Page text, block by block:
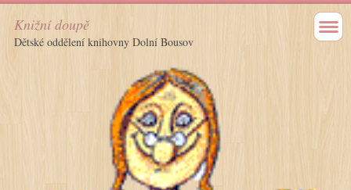
Knižní doupě
Dětské oddělení knihovny Dolní Bousov